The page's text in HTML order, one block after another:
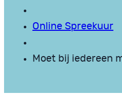
Online Spreekuur
Moet bij iedereen